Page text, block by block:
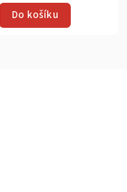
Do košíku